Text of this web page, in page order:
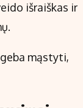
išraiškas ir
mąstyti,